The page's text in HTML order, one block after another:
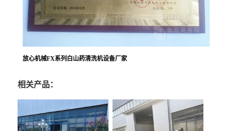
放心机械FX系列白山药清洗机设备厂家
相关产品：